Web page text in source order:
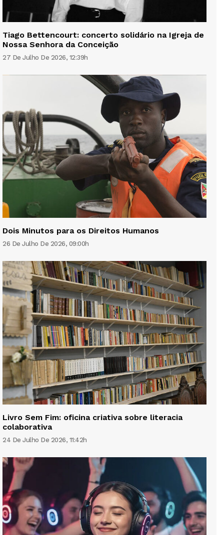
Tiago Bettencourt: concerto solidário na Igreja de
Nossa Senhora da Conceição
27 De Julho De 2026, 12:39h
Dois Minutos para os Direitos Humanos
26 De Julho De 2026, 09:00h
Livro Sem Fim: oficina criativa sobre literacia
colaborativa
24 De Julho De 2026, 11:42h